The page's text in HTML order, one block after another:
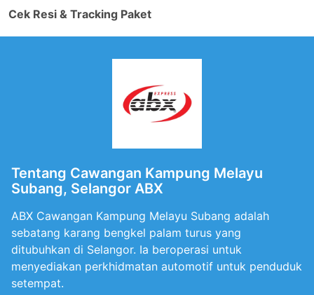
Cek Resi & Tracking Paket
Tentang Cawangan Kampung Melayu
Subang, Selangor ABX
ABX Cawangan Kampung Melayu Subang adalah
sebatang karang bengkel palam turus yang
ditubuhkan di Selangor. Ia beroperasi untuk
menyediakan perkhidmatan automotif untuk penduduk
setempat.